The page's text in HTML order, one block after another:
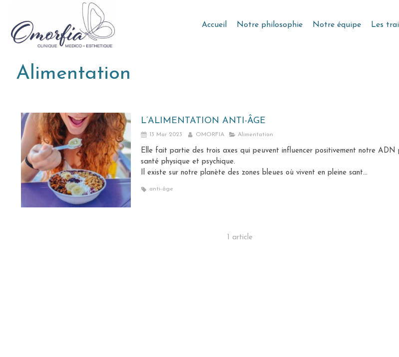
Accueil Notre philosophie Notre équipe Les
Alimentation
L’ALIMENTATION ANTI-ÂGE
13 Mar 2023 OMORFIA Alimentation
Elle fait partie des trois axes qui peuvent influencer positivement notre ADN
santé physique et psychique.
Il existe sur notre planète des zones bleues où vivent en pleine sant...
anti-âge
1 article